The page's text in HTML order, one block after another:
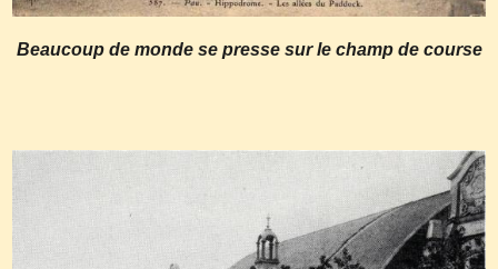
Beaucoup de monde se presse sur le champ de course